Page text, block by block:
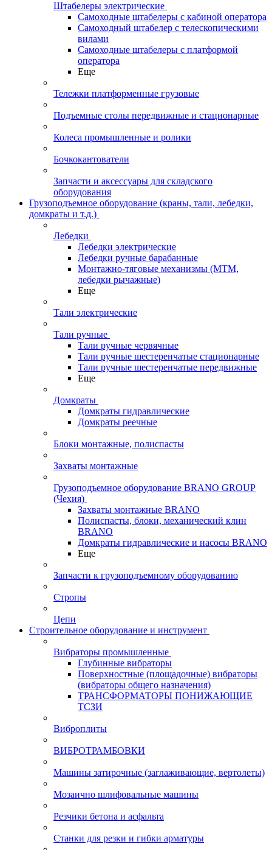
Штабелеры электрические
Самоходные штабелеры с кабиной оператора
Самоходный штабелер с телескопическими
вилами
Самоходные штабелеры с платформой
оператора
Еще
Тележки платформенные грузовые
Подъемные столы передвижные и стационарные
Колеса промышленные и ролики
Бочкокантователи
Запчасти и аксессуары для складского
оборудования
Грузоподъемное оборудование (краны, тали, лебедки,
домкраты и т.д.)
Лебедки
Лебедки электрические
Лебедки ручные барабанные
Монтажно-тяговые механизмы (МТМ,
лебедки рычажные)
Еще
Тали электрические
Тали ручные
Тали ручные червячные
Тали ручные шестеренчатые стационарные
Тали ручные шестеренчатые передвижные
Еще
Домкраты
Домкраты гидравлические
Домкраты реечные
Блоки монтажные, полиспасты
Захваты монтажные
Грузоподъемное оборудование BRANO GROUP
(Чехия)
Захваты монтажные BRANO
Полиспасты, блоки, механический клин
BRANO
Домкраты гидравлические и насосы BRANO
Еще
Запчасти к грузоподъемному оборудованию
Стропы
Цепи
Строительное оборудование и инструмент
Вибраторы промышленные
Глубинные вибраторы
Поверхностные (площадочные) вибраторы
(вибраторы общего назначения)
ТРАНСФОРМАТОРЫ ПОНИЖАЮЩИЕ
ТСЗИ
Виброплиты
ВИБРОТРАМБОВКИ
Машины затирочные (заглаживающие, вертолеты)
Мозаично шлифовальные машины
Резчики бетона и асфальта
Станки для резки и гибки арматуры